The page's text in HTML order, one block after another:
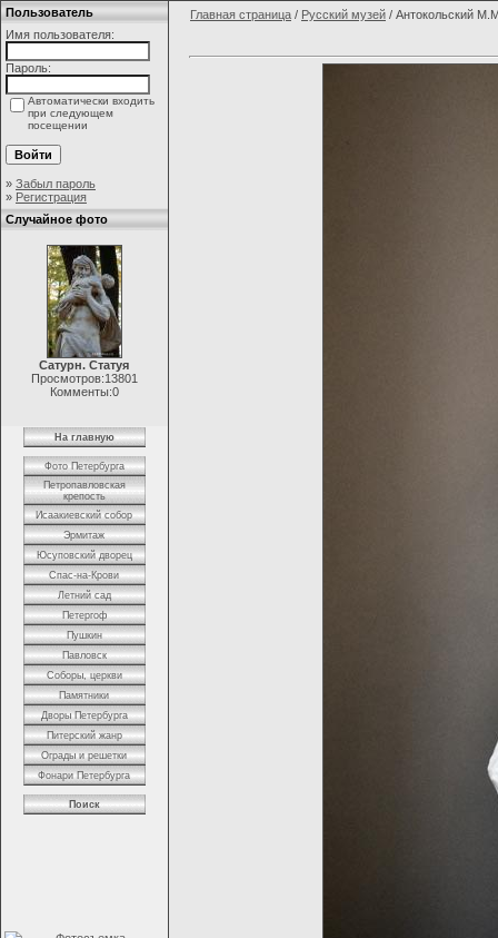
Пользователь
Имя пользователя:
Пароль:
Автоматически входить
при следующем
посещении
» Забыл пароль
» Регистрация
Случайное фото
Сатурн. Статуя
Просмотров:13801
Комменты:0
На главную
Фото Петербурга
Петропавловская
крепость
Исаакиевский собор
Эрмитаж
Юсуповский дворец
Спас-на-Крови
Летний сад
Петергоф
Пушкин
Павловск
Соборы, церкви
Памятники
Дворы Петербурга
Питерский жанр
Ограды и решетки
Фонари Петербурга
Поиск
Главная страница / Русский музей / Антокольский